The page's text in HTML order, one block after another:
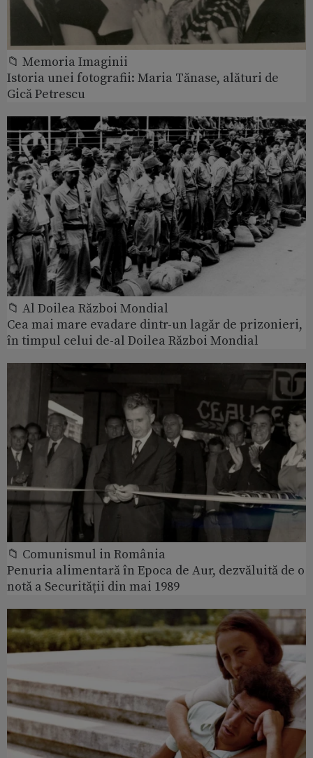
📁 Memoria Imaginii
Istoria unei fotografii: Maria Tănase, alături de
Gică Petrescu
📁 Al Doilea Război Mondial
Cea mai mare evadare dintr-un lagăr de prizonieri,
în timpul celui de-al Doilea Război Mondial
📁 Comunismul in România
Penuria alimentară în Epoca de Aur, dezvăluită de o
notă a Securității din mai 1989